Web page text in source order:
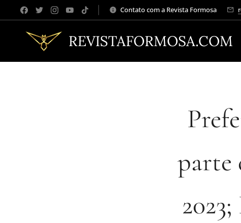
Contato com a Revista Formosa
REVISTAFORMOSA.COM
parte